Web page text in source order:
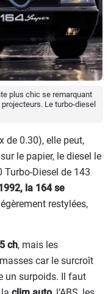
plus chic se remarquant
Le turbo-diesel
de 0.30), elle peut,
sur le papier, le diesel le
Turbo-Diesel de 143
la 164 se
restylées,
ch, mais les
car le surcroît
un surpoids. Il faut